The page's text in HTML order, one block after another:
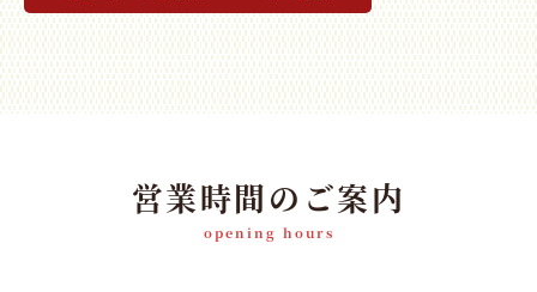
営業時間のご案内
opening hours